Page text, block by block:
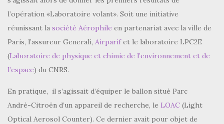
l’opération «Laboratoire volant». Soit une initiative
réunissant la société Aérophile en partenariat avec la ville de
Paris, l’assureur Generali, Airparifet le laboratoire LPC2E
(Laboratoire de physique et chimie de l’environnement et de
l’espace) du CNRS.
En pratique, il s’agissait d’équiper le ballon situé Parc
André-Citroën d’un appareil de recherche, le LOAC (Light
Optical Aerosol Counter). Ce dernier avait pour objet de